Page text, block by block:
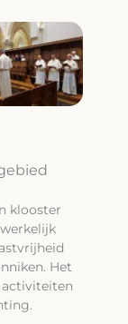
klooster
Het
activiteiten